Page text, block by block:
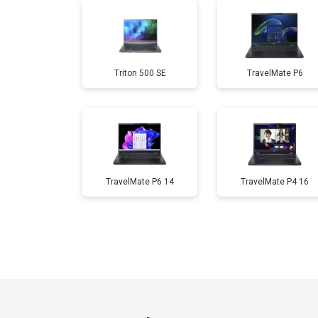
Замена разъема HDMI
Замена тачпада
Замена клавиатуры
Замена аккумулятора
Triton 500 SE TravelMate P6
TravelMate P6 14 TravelMate P4 16